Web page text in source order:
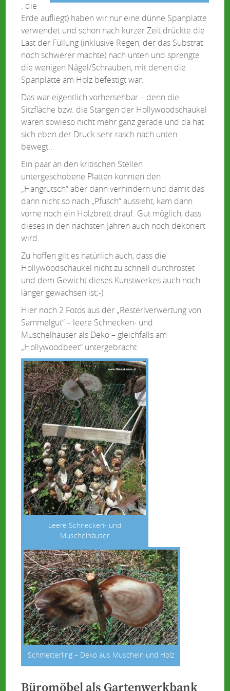
. die
Erde aufliegt) haben wir nur eine dünne Spanplatte
verwendet und schon nach kurzer Zeit drückte die
Last der Füllung (inklusive Regen, der das Substrat
noch schwerer machte) nach unten und sprengte
die wenigen Nägel/Schrauben, mit denen die
Spanplatte am Holz befestigt war.
Das war eigentlich vorhersehbar – denn die
Sitzfläche bzw. die Stangen der Hollywoodschaukel
waren sowieso nicht mehr ganz gerade und da hat
sich eben der Druck sehr rasch nach unten
bewegt…
Ein paar an den kritischen Stellen
untergeschobene Platten konnten den
„Hangrutsch“ aber dann verhindern und damit das
dann nicht so nach „Pfusch“ aussieht, kam dann
vorne noch ein Holzbrett drauf. Gut möglich, dass
dieses in den nächsten Jahren auch noch dekoriert
wird.
Zu hoffen gilt es natürlich auch, dass die
Hollywoodschaukel nicht zu schnell durchrostet
und dem Gewicht dieses Kunstwerkes auch noch
länger gewachsen ist;-)
Hier noch 2 Fotos aus der „Resterlverwertung von
Sammelgut“ – leere Schnecken- und
Muschelhäuser als Deko – gleichfalls am
„Hollywoodbeet“ untergebracht:
Leere Schnecken- und
Muschelhäuser
Schmetterling – Deko aus Muscheln und Holz
Büromöbel als Gartenwerkbank